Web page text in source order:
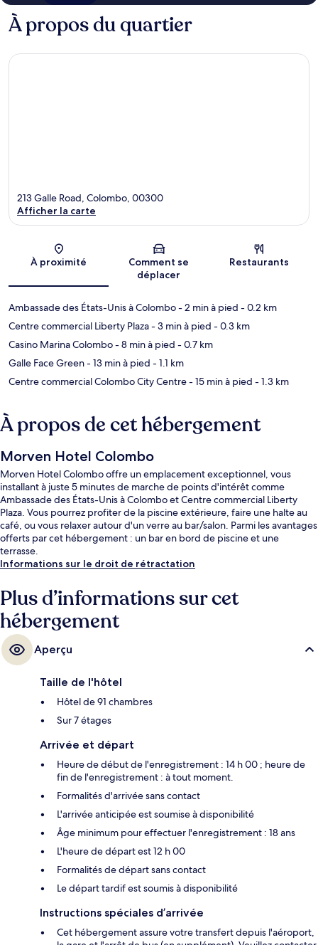
À propos du quartier
Carte
213 Galle Road, Colombo, 00300
Afficher la carte
À proximité
Comment se
déplacer
Restaurants
Ambassade des États-Unis à Colombo- 2 min à pied - 0.2 km
Centre commercial Liberty Plaza- 3 min à pied - 0.3 km
Casino Marina Colombo- 8 min à pied - 0.7 km
Galle Face Green- 13 min à pied - 1.1 km
Centre commercial Colombo City Centre- 15 min à pied - 1.3 km
À propos de cet hébergement
Morven Hotel Colombo
Morven Hotel Colombo offre un emplacement exceptionnel, vous
installant à juste 5 minutes de marche de points d'intérêt comme
Ambassade des États-Unis à Colombo et Centre commercial Liberty
Plaza. Vous pourrez profiter de la piscine extérieure, faire une halte au
café, ou vous relaxer autour d'un verre au bar/salon. Parmi les avantages
offerts par cet hébergement : un bar en bord de piscine et une
terrasse.
Informations sur le droit de rétractation
Plus d’informations sur cet
hébergement
Aperçu
Taille de l'hôtel
Hôtel de 91 chambres
Sur 7 étages
Arrivée et départ
Heure de début de l'enregistrement : 14 h 00 ; heure de
fin de l'enregistrement : à tout moment.
Formalités d'arrivée sans contact
L'arrivée anticipée est soumise à disponibilité
Âge minimum pour effectuer l'enregistrement : 18 ans
L'heure de départ est 12 h 00
Formalités de départ sans contact
Le départ tardif est soumis à disponibilité
Instructions spéciales d’arrivée
Cet hébergement assure votre transfert depuis l'aéroport,